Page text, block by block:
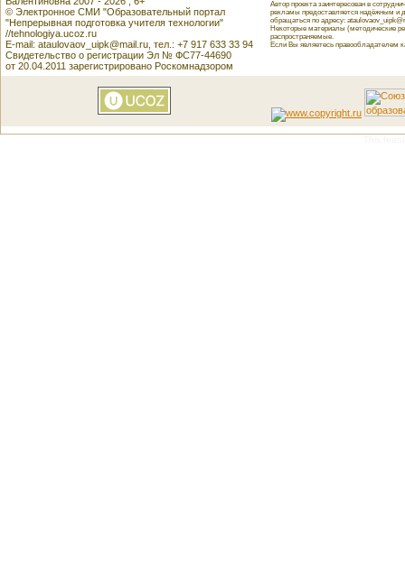
© Электронное СМИ "Образовательный портал
"Непрерывная подготовка учителя технологии"
//tehnologiya.ucoz.ru
E-mail: ataulovaov_uipk@mail.ru, тел.: +7 917 633 33 94
Свидетельство о регистрации Эл № ФС77-44690
от 20.04.2011 зарегистрировано Роскомнадзором
Автор проекта заинтересован в
рекламы предоставляется надёжным и
обращаться по адресу:
Некоторые материалы (методические
распространяемые.
Если Вы являетесь правообладателем